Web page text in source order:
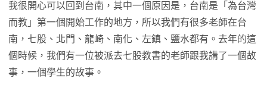
我很開心可以回到台南，其中一個原因是，台南是「為台灣
而教」第一個開始工作的地方，所以我們有很多老師在台
南，七股、北門、龍崎、南化、左鎮、鹽水都有。去年的這
個時候，我們有一位被派去七股教書的老師跟我講了一個故
事，一個學生的故事。